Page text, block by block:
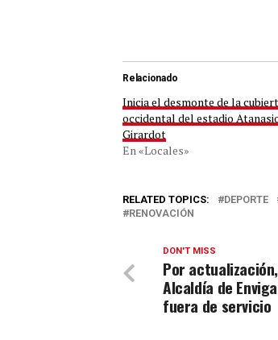
Relacionado
Inicia el desmonte de la
occidental del estadio
Girardot
En «Locales»
RELATED TOPICS: DEPORTE
RENOVACIÓN
DON'T MISS
Por
Alcaldía de
fuera de servicio